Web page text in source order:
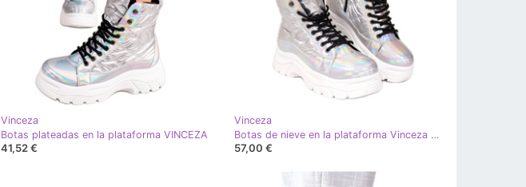
Vinceza
Botas plateadas en la plataforma VINCEZA
41,52 €
Vinceza
Botas de nieve en la plataforma Vinceza W JAN47B Silver holo
57,00 €